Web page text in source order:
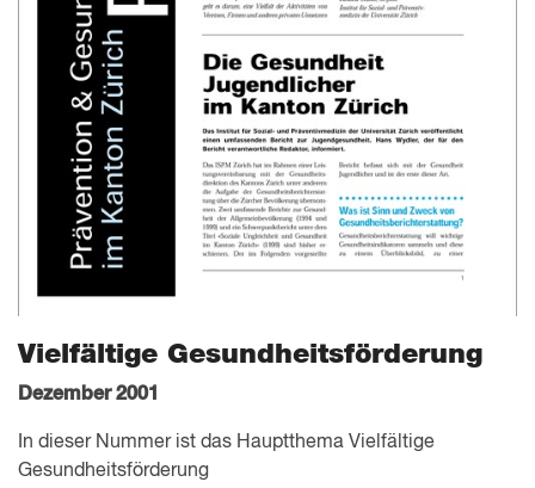
Vielfältige Gesundheitsförderung
Dezember 2001
In dieser Nummer ist das Hauptthema Vielfältige
Gesundheitsförderung